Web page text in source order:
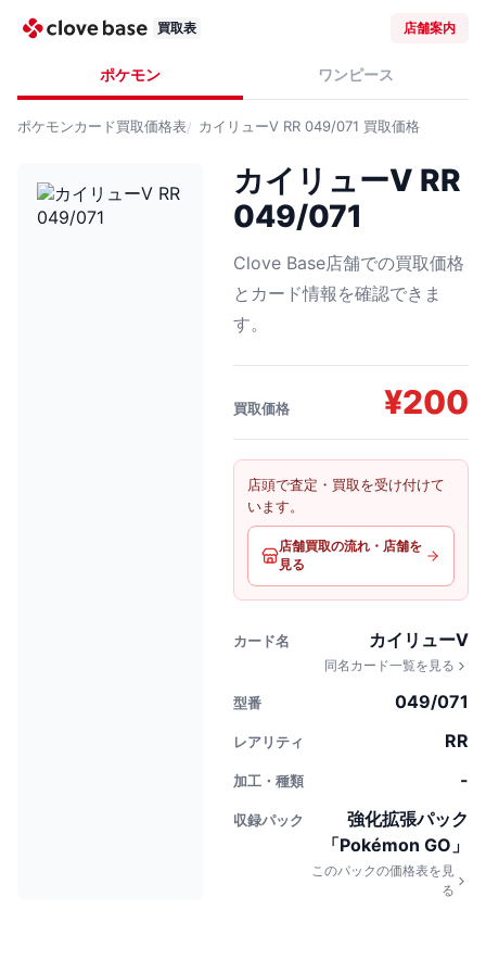
買取表 店舗案内
ポケモン ワンピース
ポケモンカード買取価格表 カイリューV RR 049/071 買取価格
カイリューV RR
049/071
Clove Base店舗での買取価格
とカード情報を確認できま
す。
買取価格 ¥200
店頭で査定・買取を受け付けて
います。
店舗買取の流れ・店舗を
見る
カード名 カイリューV
同名カード一覧を見る
型番 049/071
レアリティ RR
加工・種類 -
収録パック
強化拡張パック
「Pokémon GO」
このパックの価格表を見
る